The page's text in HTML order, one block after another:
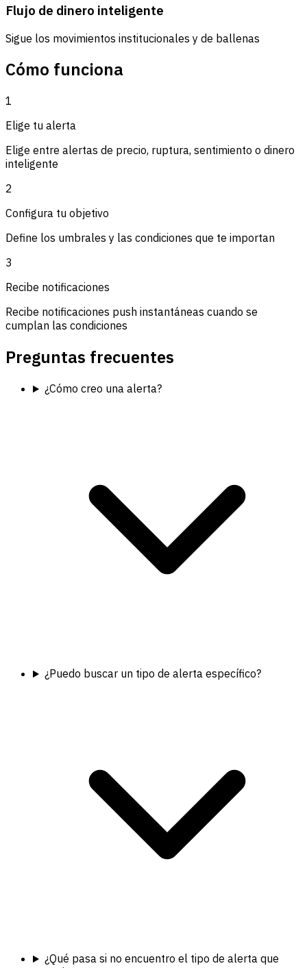
Flujo de dinero inteligente
Sigue los movimientos institucionales y de ballenas
Cómo funciona
1
Elige tu alerta
Elige entre alertas de precio, ruptura, sentimiento o dinero
inteligente
2
Configura tu objetivo
Define los umbrales y las condiciones que te importan
3
Recibe notificaciones
Recibe notificaciones push instantáneas cuando se
cumplan las condiciones
Preguntas frecuentes
¿Cómo creo una alerta?
¿Puedo buscar un tipo de alerta específico?
¿Qué pasa si no encuentro el tipo de alerta que